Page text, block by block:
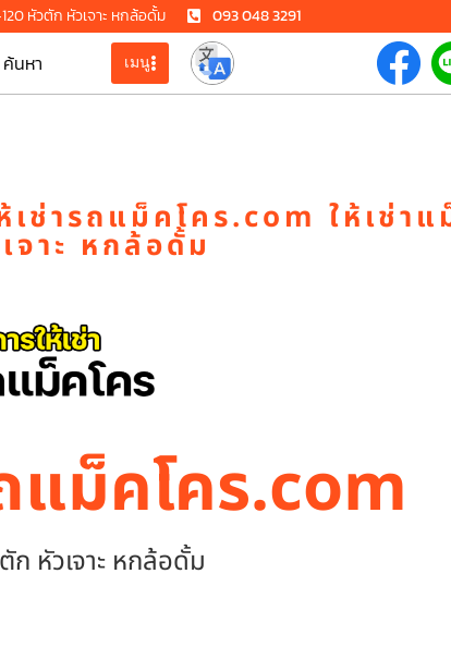
หัวตัก หัวเจาะ หกล้อดั้ม 093 048 3291
ค้นหา เมนู
ารถแม็คโคร.com ให้เช่าแ
จาะ หกล้อดั้ม
แม็คโคร.com
ก หัวเจาะ หกล้อดั้ม